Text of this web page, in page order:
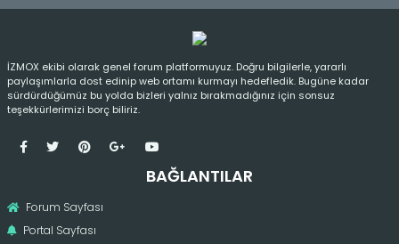
İZMOX ekibi olarak genel forum platformuyuz. Doğru bilgilerle, yararlı
paylaşımlarla dost edinip web ortamı kurmayı hedefledik. Bugüne kadar
sürdürdüğümüz bu yolda bizleri yalnız bırakmadığınız için sonsuz
teşekkürlerimizi borç biliriz.
BAĞLANTILAR
Forum Sayfası
Portal Sayfası